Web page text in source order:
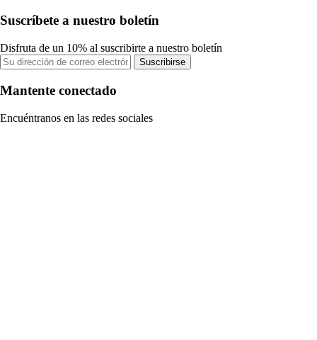
Suscríbete a nuestro boletín
Disfruta de un 10% al suscribirte a nuestro boletín
Suscribirse
Mantente conectado
Encuéntranos en las redes sociales